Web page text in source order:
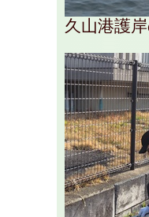
久山港護